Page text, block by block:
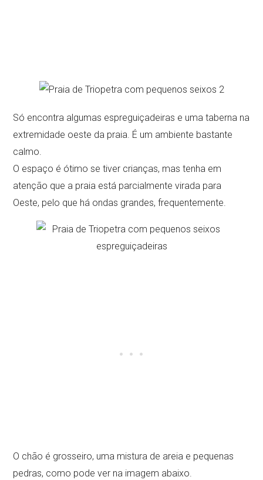
Só encontra algumas espreguiçadeiras e uma taberna na
extremidade oeste da praia. É um ambiente bastante
calmo.
O espaço é ótimo se tiver crianças, mas tenha em
atenção que a praia está parcialmente virada para
Oeste, pelo que há ondas grandes, frequentemente.
O chão é grosseiro, uma mistura de areia e pequenas
pedras, como pode ver na imagem abaixo.